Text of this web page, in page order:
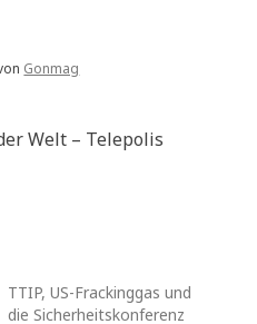
Gonmag
Welt – Telepolis
TTIP, US-Frackinggas und
die Sicherheitskonferenz